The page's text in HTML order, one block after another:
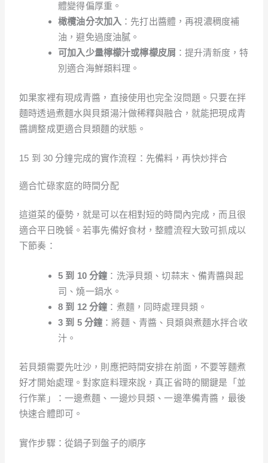
體變得偏厚重。
橄欖油分次加入 ：先打出醬體，再視濃稠度補
油，避免過度油膩。
可加入少量檸檬汁或檸檬皮屑 ：提升清新度，特
別適合海鮮類料理。
如果家裡有現成青醬，直接使用也完全沒問題。只要在拌
麵時透過煮麵水與貝類湯汁做稀釋與融合，就能把現成青
醬調整成更適合貝類麵的狀態。
15 到 30 分鐘完成的實作流程：先備料，再快炒拌合
適合忙碌家庭的時間分配
這道菜的優勢，就是可以在相對短的時間內完成，而且很
適合平日晚餐。若事先備好食材，整體流程大致可抓成以
下節奏：
5 到 10 分鐘 ：洗淨貝類、切蒜末、備青醬與起
司、燒一鍋水。
8 到 12 分鐘 ：煮麵，同時處理貝類。
3 到 5 分鐘 ：將麵、青醬、貝類與煮麵水拌合收
汁。
若貝類需要先吐沙，則應把時間安排在前面，不要等麵煮
好才開始處理。對家庭料理來說，真正省時的關鍵是「並
行作業」：一邊煮麵、一邊炒貝類、一邊準備青醬，最後
快速合體即可。
實作步驟：從鍋子到盤子的順序